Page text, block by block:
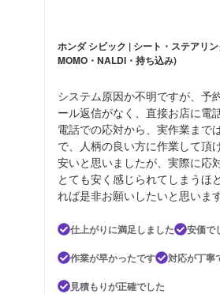
ホンダ シビック | シート・ステアリ
MOMO・NALDI・持ち込み)
システム原因か不明ですが、予
ール返信がなく、直接お店に電
電話での応対から、実作業まで
で、人柄の良い方に作業して頂
安いと思いましたが、実際に応
とても安く感じられてしまうほ
れば是非お願いしたいと思います
仕上がりに満足しました
安価で
作業が早かったです
対応が丁寧
見積もりが正確でした